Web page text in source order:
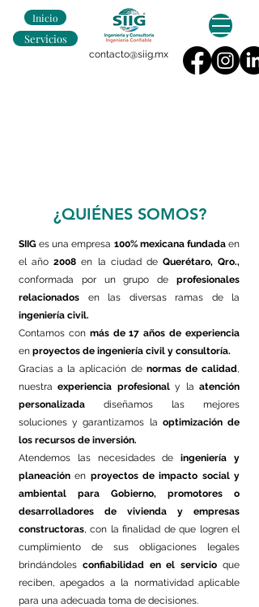
Inicio
Servicios
contacto@siig.mx
¿QUIÉNES SOMOS?
SIIG es una empresa 100% mexicana fundadaen
el año2008en la ciudad de Querétaro, Qro.,
conformada por un grupo de profesionales
relacionados en las diversas ramas de la
ingeniería civil.
Contamos con más de 17 años de experiencia
en proyectos de ingeniería civil y consultoría.
Gracias a la aplicación de normas de calidad,
nuestraexperiencia profesionaly laatención
personalizada diseñamos las mejores
soluciones y garantizamos la optimización de
los recursos de inversión.
Atendemos las necesidades deingeniería y
planeación en proyectos de impacto social y
ambiental
para Gobierno, promotores o
desarrolladores de vivienda y empresas
constructoras, con la finalidad de que logren el
cumplimiento de sus obligaciones legales
brindándoles confiabilidad en el servicio que
reciben, apegados a la normatividad aplicable
para una adecuada toma de decisiones.